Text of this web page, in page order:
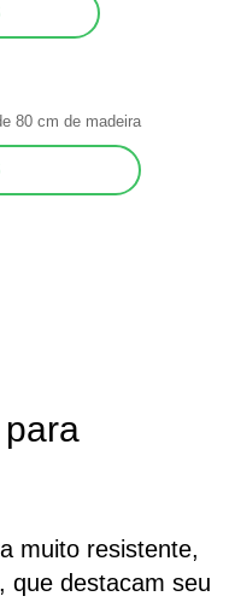
para
muito resistente,
que destacam seu